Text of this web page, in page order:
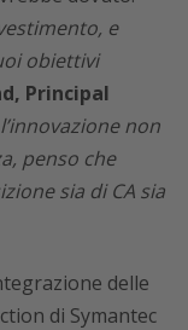
e
obiettivi
Principal
non
penso che
sia di CA sia
delle
di Symantec